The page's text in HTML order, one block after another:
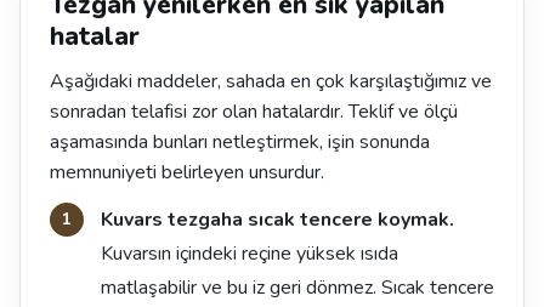
hatalar
Aşağıdaki maddeler, sahada en çok karşılaştığımız ve
sonradan telafisi zor olan hatalardır. Teklif ve ölçü
aşamasında bunları netleştirmek, işin sonunda
memnuniyeti belirleyen unsurdur.
Kuvars tezgaha sıcak tencere koymak.
Kuvarsın içindeki reçine yüksek ısıda
matlaşabilir ve bu iz geri dönmez. Sıcak tencere